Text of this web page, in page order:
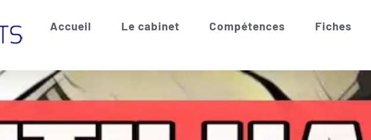
Accueil Le cabinet Compétences Fiches